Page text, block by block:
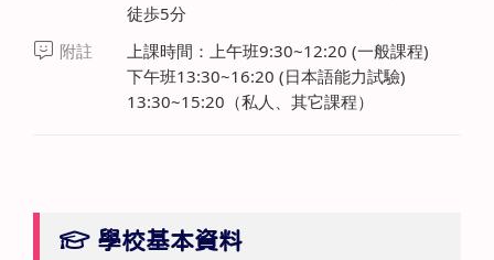
徒歩5分
附註
上課時間：上午班9:30~12:20 (一般課程)
下午班13:30~16:20 (日本語能力試驗)
13:30~15:20（私人、其它課程）
學校基本資料